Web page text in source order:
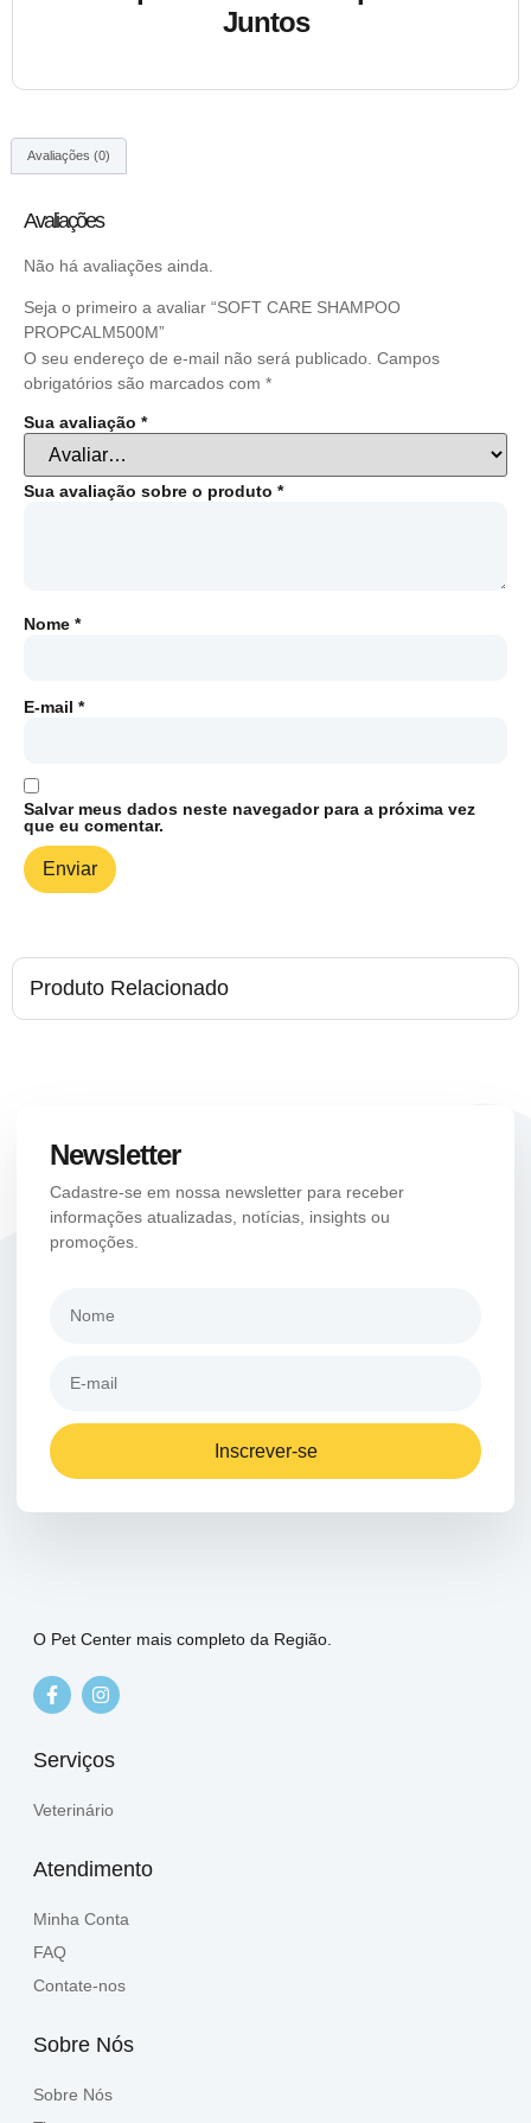
Juntos
Produto Relacionado
Avaliações (0)
Avaliações
Não há avaliações ainda.
Seja o primeiro a avaliar “SOFT CARE SHAMPOO
PROPCALM500M”
O seu endereço de e-mail não será publicado. Campos
obrigatórios são marcados com *
Sua avaliação *
Sua avaliação sobre o produto *
Nome *
E-mail *
Salvar meus dados neste navegador para a próxima vez
que eu comentar.
Newsletter
Cadastre-se em nossa newsletter para receber
informações atualizadas, notícias, insights ou
promoções.
Inscrever-se
O Pet Center mais completo da Região.
Serviços
Veterinário
Atendimento
Minha Conta
FAQ
Contate-nos
Sobre Nós
Sobre Nós